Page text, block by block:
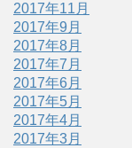
2017年11月
2017年9月
2017年8月
2017年7月
2017年6月
2017年5月
2017年4月
2017年3月